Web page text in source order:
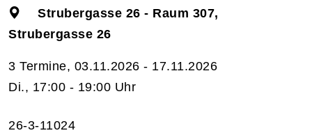
Strubergasse 26 - Raum 307,
Strubergasse 26
3 Termine, 03.11.2026 - 17.11.2026
Di., 17:00 - 19:00 Uhr
26-3-11024